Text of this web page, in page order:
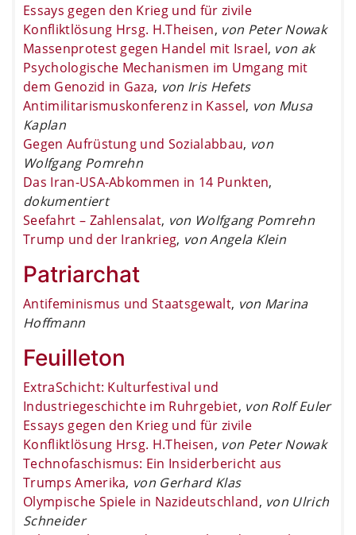
Essays gegen den Krieg und für zivile
Konfliktlösung Hrsg. H.Theisen, von Peter Nowak
Massenprotest gegen Handel mit Israel, von ak
Psychologische Mechanismen im Umgang mit
dem Genozid in Gaza, von Iris Hefets
Antimilitarismuskonferenz in Kassel, von Musa
Kaplan
Gegen Aufrüstung und Sozialabbau, von
Wolfgang Pomrehn
Das Iran-USA-Abkommen in 14 Punkten,
dokumentiert
Seefahrt – Zahlensalat, von Wolfgang Pomrehn
Trump und der Irankrieg, von Angela Klein
Patriarchat
Antifeminismus und Staatsgewalt, von Marina
Hoffmann
Feuilleton
ExtraSchicht: Kulturfestival und
Industriegeschichte im Ruhrgebiet, von Rolf Euler
Essays gegen den Krieg und für zivile
Konfliktlösung Hrsg. H.Theisen, von Peter Nowak
Technofaschismus: Ein Insiderbericht aus
Trumps Amerika, von Gerhard Klas
Olympische Spiele in Nazideutschland, von Ulrich
Schneider